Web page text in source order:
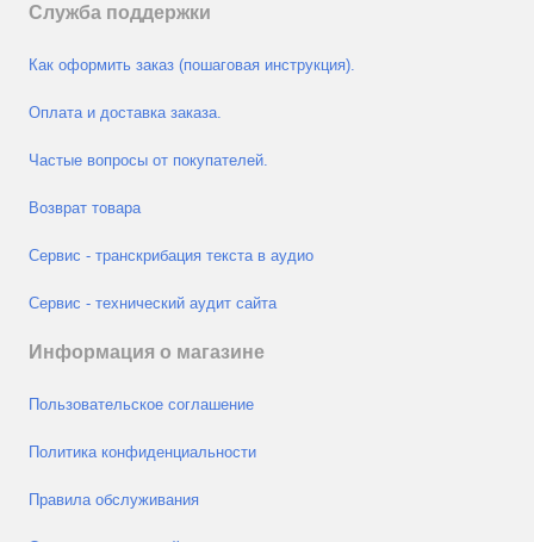
Служба поддержки
Как оформить заказ (пошаговая инструкция).
Оплата и доставка заказа.
Частые вопросы от покупателей.
Возврат товара
Сервис - транскрибация текста в аудио
Сервис - технический аудит сайта
Информация о магазине
Пользовательское соглашение
Политика конфиденциальности
Правила обслуживания